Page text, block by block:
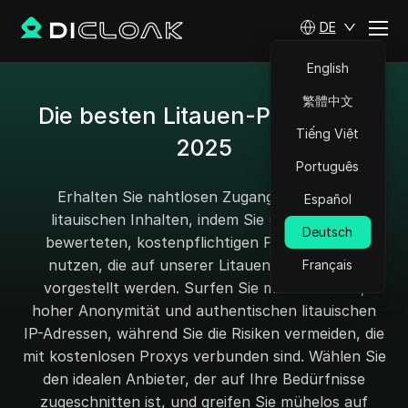
DE
English
繁體中文
Tiếng Việt
Português
Español
Deutsch
Français
Die besten Litauen-Proxys für
2025
Erhalten Sie nahtlosen Zugang zu lokalen
litauischen Inhalten, indem Sie unsere hoch
bewerteten, kostenpflichtigen Proxy-Dienste
nutzen, die auf unserer Litauen-Proxy-Seite
vorgestellt werden. Surfen Sie mit Vertrauen,
hoher Anonymität und authentischen litauischen
IP-Adressen, während Sie die Risiken vermeiden, die
mit kostenlosen Proxys verbunden sind. Wählen Sie
den idealen Anbieter, der auf Ihre Bedürfnisse
zugeschnitten ist, und greifen Sie mühelos auf